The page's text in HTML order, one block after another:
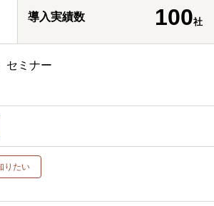
導入実績数 100社
セミナー
りたい